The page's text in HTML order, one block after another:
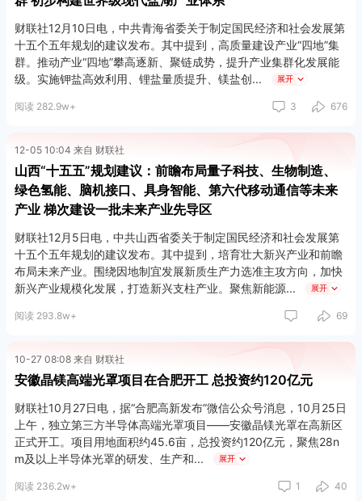
财联社12月10日电，中共青海省委关于制定国民经济和社会发展第
十五个五年规划的建议发布。其中提到，高质量建设产业“四地”集
群。推动产业“四地”攀高逐新、聚链成势，提升产业集群化发展能
级。实施钾盐高效利用、锂盐量质提升、镁盐创
展开
阅读 282.9w+ 3 676
12-05 10:04 来自 财联社
山西“十五五”规划建议：前瞻布局量子科技、生物制造、
绿色氢能、脑机接口、具身智能、第六代移动通信等未来
产业 梯次建设一批未来产业先导区
财联社12月5日电，中共山西省委关于制定国民经济和社会发展第
十五个五年规划的建议发布。其中提到，培育壮大新兴产业和前瞻
布局未来产业。围绕因地制宜发展新质生产力选准主攻方向，加快
新兴产业规模化发展，打造新兴支柱产业。聚焦新能源
展开
阅读 293.8w+ 69
10-27 08:08 来自 财联社
安徽晶镁高端光罩项目在合肥开工 总投资约120亿元
财联社10月27日电，据“合肥高新发布”微信公众号消息，10月25日
上午，独立第三方半导体高端光罩项目——安徽晶镁光罩在高新区
正式开工。项目用地面积约45.6亩，总投资约120亿元，聚焦28n
m及以上半导体光罩的研发、生产和
展开
阅读 236.2w+ 1 40